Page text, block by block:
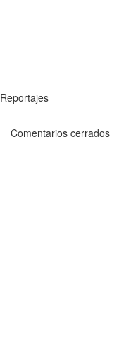
Reportajes
Comentarios cerrados